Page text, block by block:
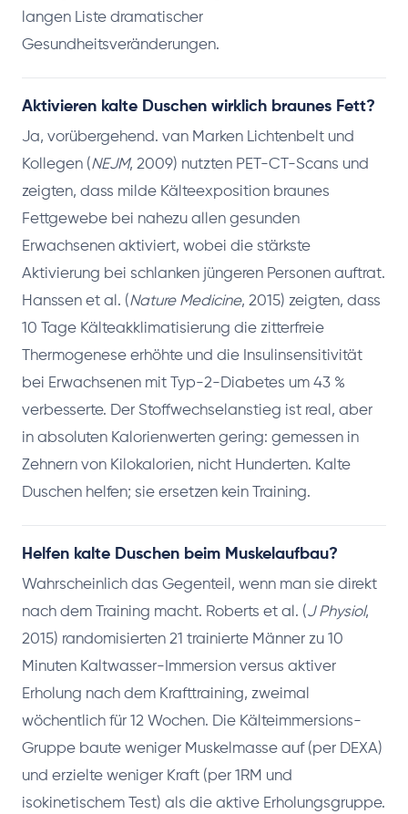
langen Liste dramatischer
Gesundheitsveränderungen.
Aktivieren kalte Duschen wirklich braunes Fett?
Ja, vorübergehend. van Marken Lichtenbelt und
Kollegen (NEJM, 2009) nutzten PET-CT-Scans und
zeigten, dass milde Kälteexposition braunes
Fettgewebe bei nahezu allen gesunden
Erwachsenen aktiviert, wobei die stärkste
Aktivierung bei schlanken jüngeren Personen auftrat.
Hanssen et al. (Nature Medicine, 2015) zeigten, dass
10 Tage Kälteakklimatisierung die zitterfreie
Thermogenese erhöhte und die Insulinsensitivität
bei Erwachsenen mit Typ-2-Diabetes um 43 %
verbesserte. Der Stoffwechselanstieg ist real, aber
in absoluten Kalorienwerten gering: gemessen in
Zehnern von Kilokalorien, nicht Hunderten. Kalte
Duschen helfen; sie ersetzen kein Training.
Helfen kalte Duschen beim Muskelaufbau?
Wahrscheinlich das Gegenteil, wenn man sie direkt
nach dem Training macht. Roberts et al. (J Physiol,
2015) randomisierten 21 trainierte Männer zu 10
Minuten Kaltwasser-Immersion versus aktiver
Erholung nach dem Krafttraining, zweimal
wöchentlich für 12 Wochen. Die Kälteimmersions-
Gruppe baute weniger Muskelmasse auf (per DEXA)
und erzielte weniger Kraft (per 1RM und
isokinetischem Test) als die aktive Erholungsgruppe.